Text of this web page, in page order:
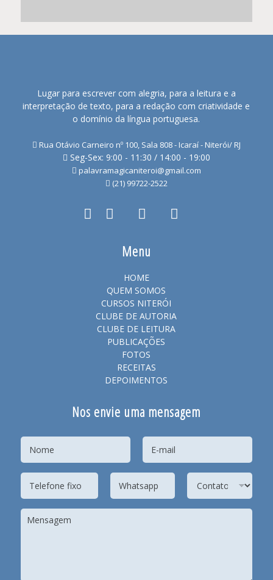
Lugar para escrever com alegria, para a leitura e a
interpretação de texto, para a redação com criatividade e
o domínio da língua portuguesa.
Rua Otávio Carneiro nº 100, Sala 808 - Icaraí - Niterói/ RJ
Seg-Sex: 9:00 - 11:30 / 14:00 - 19:00
palavramagicaniteroi@gmail.com
(21) 99722-2522
Menu
HOME
QUEM SOMOS
CURSOS NITERÓI
CLUBE DE AUTORIA
CLUBE DE LEITURA
PUBLICAÇÕES
FOTOS
RECEITAS
DEPOIMENTOS
Nos envie uma mensagem